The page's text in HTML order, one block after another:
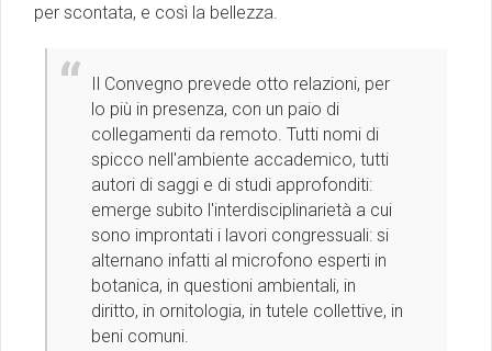
per scontata, e così la bellezza.
Il Convegno prevede otto relazioni, per
lo più in presenza, con un paio di
collegamenti da remoto. Tutti nomi di
spicco nell'ambiente accademico, tutti
autori di saggi e di studi approfonditi:
emerge subito l'interdisciplinarietà a cui
sono improntati i lavori congressuali: si
alternano infatti al microfono esperti in
botanica, in questioni ambientali, in
diritto, in ornitologia, in tutele collettive, in
beni comuni.